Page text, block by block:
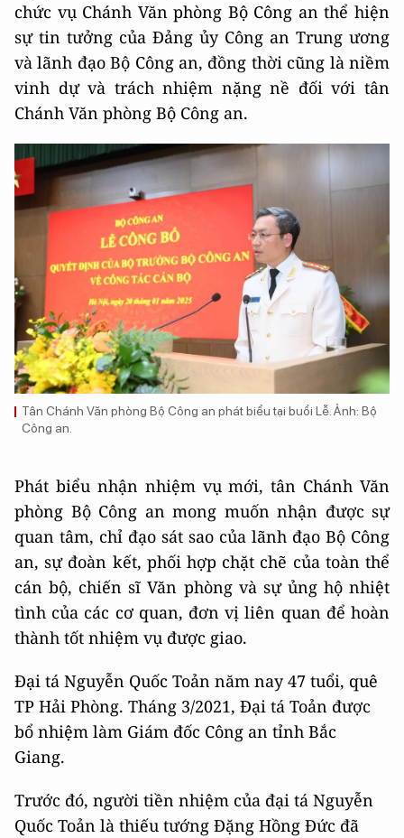
chức vụ Chánh Văn phòng Bộ Công an thể hiện
sự tin tưởng của Đảng ủy Công an Trung ương
và lãnh đạo Bộ Công an, đồng thời cũng là niềm
vinh dự và trách nhiệm nặng nề đối với tân
Chánh Văn phòng Bộ Công an.
Tân Chánh Văn phòng Bộ Công an phát biểu tại buổi Lễ. Ảnh: Bộ
Công an.
Phát biểu nhận nhiệm vụ mới, tân Chánh Văn
phòng Bộ Công an mong muốn nhận được sự
quan tâm, chỉ đạo sát sao của lãnh đạo Bộ Công
an, sự đoàn kết, phối hợp chặt chẽ của toàn thể
cán bộ, chiến sĩ Văn phòng và sự ủng hộ nhiệt
tình của các cơ quan, đơn vị liên quan để hoàn
thành tốt nhiệm vụ được giao.
Đại tá Nguyễn Quốc Toản năm nay 47 tuổi, quê
TP Hải Phòng. Tháng 3/2021, Đại tá Toản được
bổ nhiệm làm Giám đốc Công an tỉnh Bắc
Giang.
Trước đó, người tiền nhiệm của đại tá Nguyễn
Quốc Toản là thiếu tướng Đặng Hồng Đức đã